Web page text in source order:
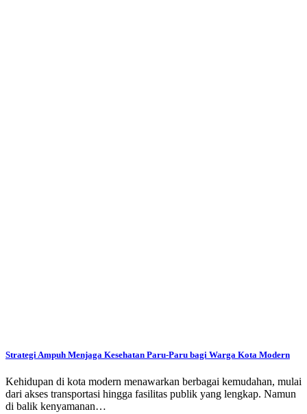
Strategi Ampuh Menjaga Kesehatan Paru-Paru bagi Warga Kota Modern
Kehidupan di kota modern menawarkan berbagai kemudahan, mulai
dari akses transportasi hingga fasilitas publik yang lengkap. Namun
di balik kenyamanan…